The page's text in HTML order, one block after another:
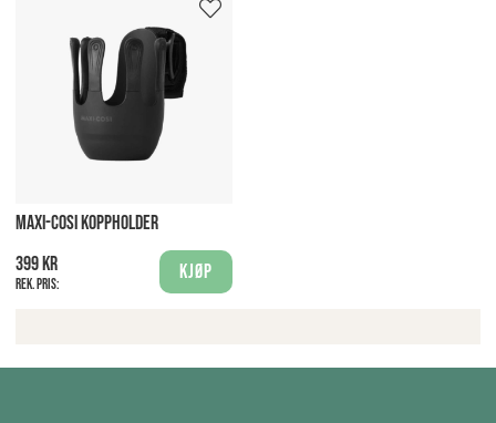
MAXI-COSI KOPPHOLDER
399 kr
Rek. pris:
Kjøp